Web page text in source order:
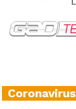
Coronavirus